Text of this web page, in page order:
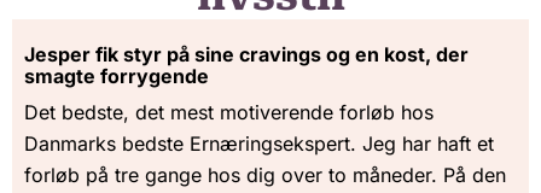
Jesper fik styr på sine cravings og en kost, der
smagte forrygende
Det bedste, det mest motiverende forløb hos
Danmarks bedste Ernæringsekspert. Jeg har haft et
forløb på tre gange hos dig over to måneder. På den